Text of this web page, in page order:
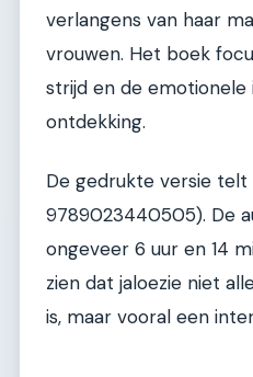
verlangens van haar
vrouwen. Het boek
strijd en de
ontdekking.
De gedrukte versie telt
9789023440505). De
ongeveer 6 uur en 14
zien dat jaloezie niet
is, maar vooral een